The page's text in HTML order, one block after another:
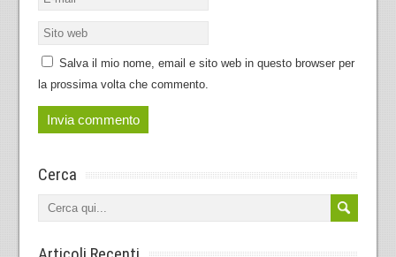
Salva il mio nome, email e sito web in questo browser per
la prossima volta che commento.
Cerca